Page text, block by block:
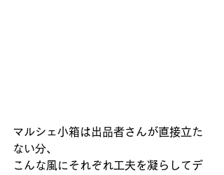
マルシェ小箱は出品者さんが直接立た
ない分、
こんな風にそれぞれ工夫を凝らしてデ